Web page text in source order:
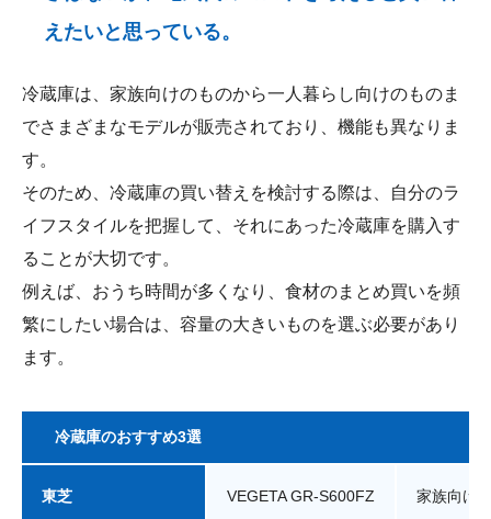
えたいと思っている。
冷蔵庫は、家族向けのものから一人暮らし向けのものま
でさまざまなモデルが販売されており、機能も異なりま
す。
そのため、冷蔵庫の買い替えを検討する際は、自分のラ
イフスタイルを把握して、それにあった冷蔵庫を購入す
ることが大切です。
例えば、おうち時間が多くなり、食材のまとめ買いを頻
繁にしたい場合は、容量の大きいものを選ぶ必要があり
ます。
冷蔵庫のおすすめ3選
東芝 VEGETA GR-S600FZ 家族向け